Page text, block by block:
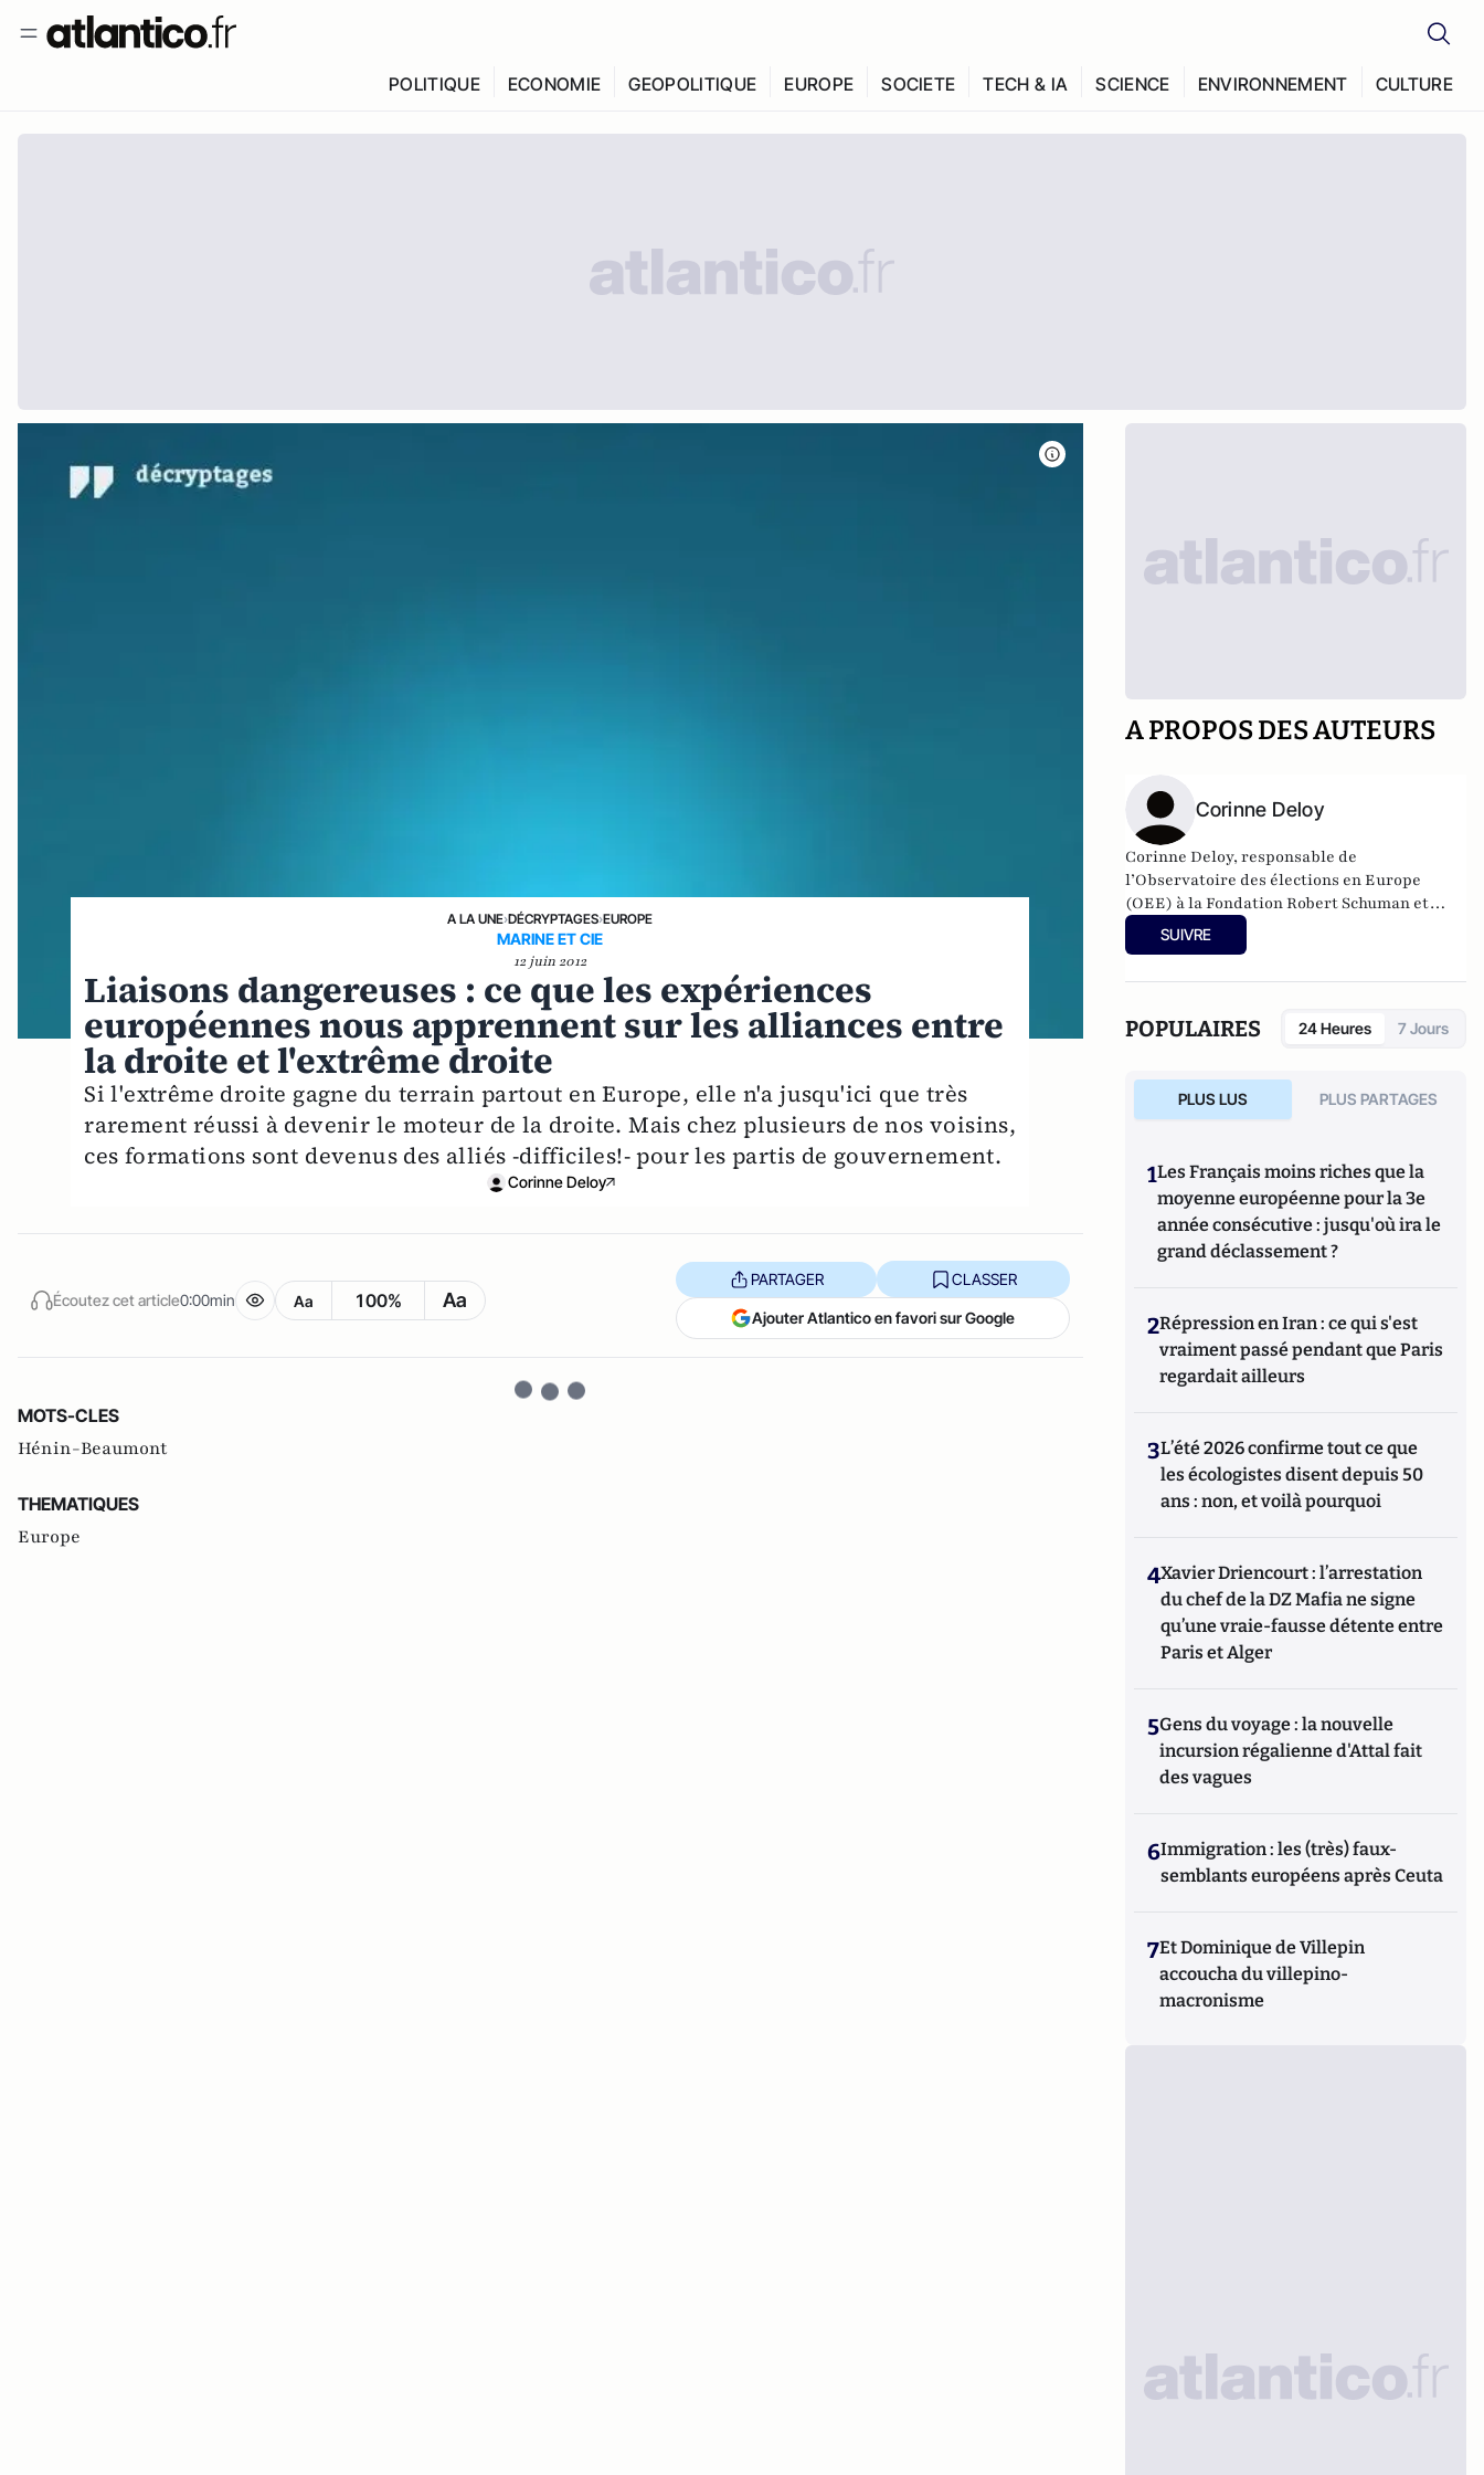
POLITIQUE ECONOMIE GEOPOLITIQUE EUROPE SOCIETE TECH & IA SCIENCE ENVIRONNEMENT CULTURE
A LA UNE›DÉCRYPTAGES›EUROPE
MARINE ET CIE
12 juin 2012
Liaisons dangereuses : ce que les expériences
européennes nous apprennent sur les alliances entre
la droite et l'extrême droite
Si l'extrême droite gagne du terrain partout en Europe, elle n'a jusqu'ici que très
rarement réussi à devenir le moteur de la droite. Mais chez plusieurs de nos voisins,
ces formations sont devenus des alliés -difficiles!- pour les partis de gouvernement.
Corinne Deloy
Écoutez cet article0:00min Aa 100% Aa
PARTAGER CLASSER
Ajouter Atlantico en favori sur Google
MOTS-CLES
Hénin-Beaumont
THEMATIQUES
Europe
A PROPOS DES AUTEURS
Corinne Deloy
Corinne Deloy, responsable de
l’Observatoire des élections en Europe
(OEE) à la Fondation Robert Schuman et
chargée d’études au CERI (Sciences Po)
SUIVRE
POPULAIRES 24 Heures 7 Jours
PLUS LUS PLUS PARTAGES
1Les Français moins riches que la
moyenne européenne pour la 3e
année consécutive : jusqu'où ira le
grand déclassement ?
2Répression en Iran : ce qui s'est
vraiment passé pendant que Paris
regardait ailleurs
3L’été 2026 confirme tout ce que
les écologistes disent depuis 50
ans : non, et voilà pourquoi
4Xavier Driencourt : l’arrestation
du chef de la DZ Mafia ne signe
qu’une vraie-fausse détente entre
Paris et Alger
5Gens du voyage : la nouvelle
incursion régalienne d'Attal fait
des vagues
6Immigration : les (très) faux-
semblants européens après Ceuta
7Et Dominique de Villepin
accoucha du villepino-
macronisme